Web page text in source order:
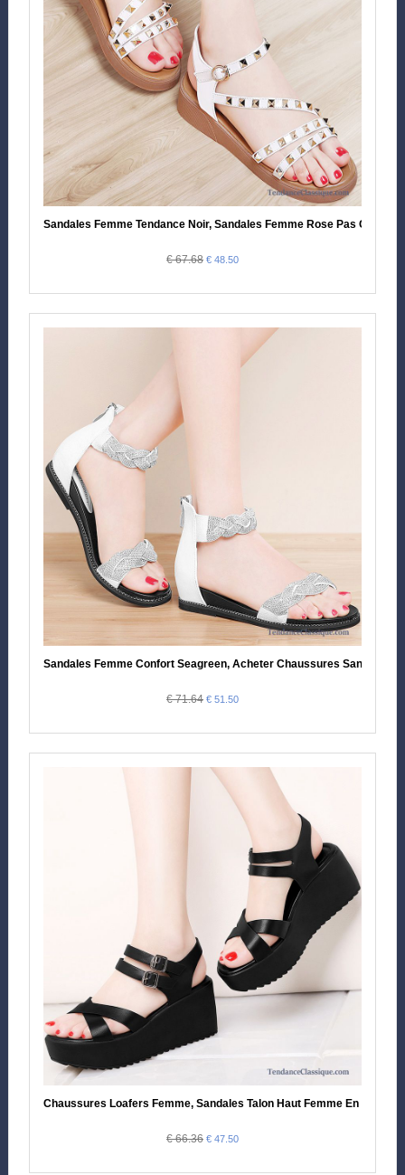
Sandales Femme Tendance Noir, Sandales Femme Rose Pas Cher
€ 67.68 € 48.50
Sandales Femme Confort Seagreen, Acheter Chaussures Sandales
€ 71.64 € 51.50
Chaussures Loafers Femme, Sandales Talon Haut Femme En Vente
€ 66.36 € 47.50